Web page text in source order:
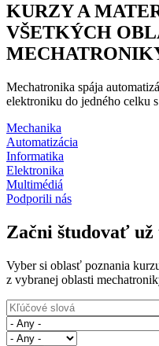
KURZY A
VŠETKÝCH
Mechatronika spája
elektroniku do jedného celku
Mechanika
Automatizácia
Informatika
Elektronika
Multimédiá
Podporili nás
Začni študovať už
Vyber si oblasť poznania
z vybranej oblasti